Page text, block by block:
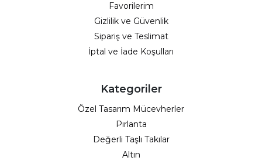
Favorilerim
Gizlilik ve Güvenlik
Sipariş ve Teslimat
İptal ve İade Koşulları
Kategoriler
Özel Tasarım Mücevherler
Pırlanta
Değerli Taşlı Takılar
Altın